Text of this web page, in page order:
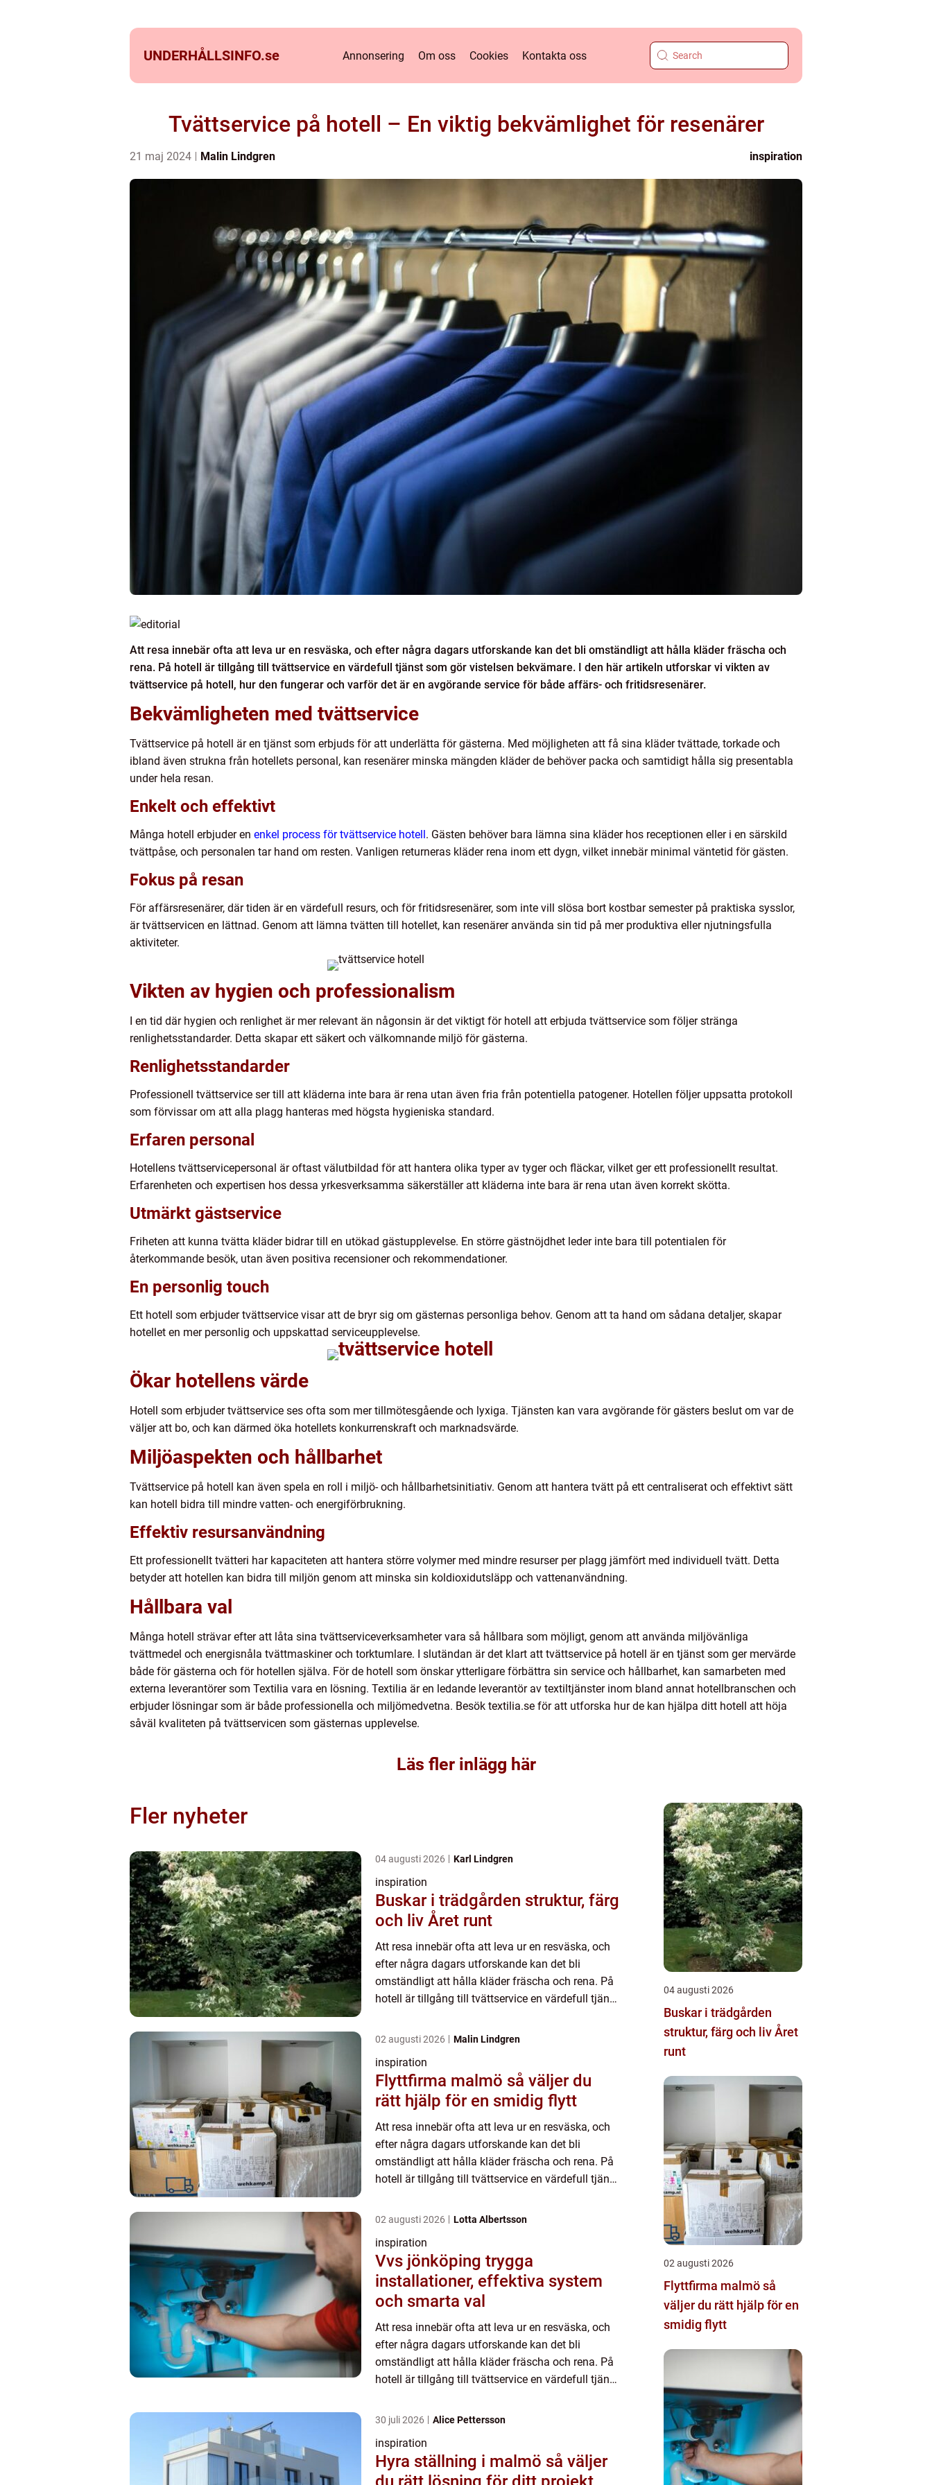
UNDERHÅLLSINFO.se Annonsering Om oss Cookies Kontakta oss
Tvättservice på hotell – En viktig bekvämlighet för resenärer
21 maj 2024 Malin Lindgren inspiration
Att resa innebär ofta att leva ur en resväska, och efter några dagars utforskande kan det bli omständligt att hålla kläder fräscha och
rena. På hotell är tillgång till tvättservice en värdefull tjänst som gör vistelsen bekvämare. I den här artikeln utforskar vi vikten av
tvättservice på hotell, hur den fungerar och varför det är en avgörande service för både affärs- och fritidsresenärer.
Bekvämligheten med tvättservice
Tvättservice på hotell är en tjänst som erbjuds för att underlätta för gästerna. Med möjligheten att få sina kläder tvättade, torkade och
ibland även strukna från hotellets personal, kan resenärer minska mängden kläder de behöver packa och samtidigt hålla sig presentabla
under hela resan.
Enkelt och effektivt
Många hotell erbjuder en enkel process för tvättservice hotell. Gästen behöver bara lämna sina kläder hos receptionen eller i en särskild
tvättpåse, och personalen tar hand om resten. Vanligen returneras kläder rena inom ett dygn, vilket innebär minimal väntetid för gästen.
Fokus på resan
För affärsresenärer, där tiden är en värdefull resurs, och för fritidsresenärer, som inte vill slösa bort kostbar semester på praktiska sysslor,
är tvättservicen en lättnad. Genom att lämna tvätten till hotellet, kan resenärer använda sin tid på mer produktiva eller njutningsfulla
aktiviteter.
Vikten av hygien och professionalism
I en tid där hygien och renlighet är mer relevant än någonsin är det viktigt för hotell att erbjuda tvättservice som följer stränga
renlighetsstandarder. Detta skapar ett säkert och välkomnande miljö för gästerna.
Renlighetsstandarder
Professionell tvättservice ser till att kläderna inte bara är rena utan även fria från potentiella patogener. Hotellen följer uppsatta protokoll
som förvissar om att alla plagg hanteras med högsta hygieniska standard.
Erfaren personal
Hotellens tvättservicepersonal är oftast välutbildad för att hantera olika typer av tyger och fläckar, vilket ger ett professionellt resultat.
Erfarenheten och expertisen hos dessa yrkesverksamma säkerställer att kläderna inte bara är rena utan även korrekt skötta.
Utmärkt gästservice
Friheten att kunna tvätta kläder bidrar till en utökad gästupplevelse. En större gästnöjdhet leder inte bara till potentialen för
återkommande besök, utan även positiva recensioner och rekommendationer.
En personlig touch
Ett hotell som erbjuder tvättservice visar att de bryr sig om gästernas personliga behov. Genom att ta hand om sådana detaljer, skapar
hotellet en mer personlig och uppskattad serviceupplevelse.
Ökar hotellens värde
Hotell som erbjuder tvättservice ses ofta som mer tillmötesgående och lyxiga. Tjänsten kan vara avgörande för gästers beslut om var de
väljer att bo, och kan därmed öka hotellets konkurrenskraft och marknadsvärde.
Miljöaspekten och hållbarhet
Tvättservice på hotell kan även spela en roll i miljö- och hållbarhetsinitiativ. Genom att hantera tvätt på ett centraliserat och effektivt sätt
kan hotell bidra till mindre vatten- och energiförbrukning.
Effektiv resursanvändning
Ett professionellt tvätteri har kapaciteten att hantera större volymer med mindre resurser per plagg jämfört med individuell tvätt. Detta
betyder att hotellen kan bidra till miljön genom att minska sin koldioxidutsläpp och vattenanvändning.
Hållbara val
Många hotell strävar efter att låta sina tvättserviceverksamheter vara så hållbara som möjligt, genom att använda miljövänliga
tvättmedel och energisnåla tvättmaskiner och torktumlare. I slutändan är det klart att tvättservice på hotell är en tjänst som ger mervärde
både för gästerna och för hotellen själva. För de hotell som önskar ytterligare förbättra sin service och hållbarhet, kan samarbeten med
externa leverantörer som Textilia vara en lösning. Textilia är en ledande leverantör av textiltjänster inom bland annat hotellbranschen och
erbjuder lösningar som är både professionella och miljömedvetna. Besök textilia.se för att utforska hur de kan hjälpa ditt hotell att höja
såväl kvaliteten på tvättservicen som gästernas upplevelse.
Läs fler inlägg här
Fler nyheter
04 augusti 2026 Karl Lindgren
inspiration
Buskar i trädgården struktur, färg
och liv Året runt
Att resa innebär ofta att leva ur en resväska, och
efter några dagars utforskande kan det bli
omständligt att hålla kläder fräscha och rena. På
hotell är tillgång till tvättservice en värdefull tjänst
u...
02 augusti 2026 Malin Lindgren
inspiration
Flyttfirma malmö så väljer du
rätt hjälp för en smidig flytt
Att resa innebär ofta att leva ur en resväska, och
efter några dagars utforskande kan det bli
omständligt att hålla kläder fräscha och rena. På
hotell är tillgång till tvättservice en värdefull tjänst
u...
02 augusti 2026 Lotta Albertsson
inspiration
Vvs jönköping trygga
installationer, effektiva system
och smarta val
Att resa innebär ofta att leva ur en resväska, och
efter några dagars utforskande kan det bli
omständligt att hålla kläder fräscha och rena. På
hotell är tillgång till tvättservice en värdefull tjänst
u...
30 juli 2026 Alice Pettersson
inspiration
Hyra ställning i malmö så väljer
04 augusti 2026
Buskar i trädgården
struktur, färg och liv Året
runt
02 augusti 2026
Flyttfirma malmö så
väljer du rätt hjälp för en
smidig flytt